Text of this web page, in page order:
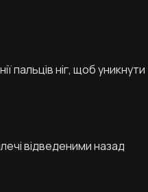
пальців ніг, щоб уникнути
відведеними назад